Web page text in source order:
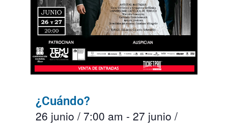
¿Cuándo?
26 junio / 7:00 am - 27 junio /